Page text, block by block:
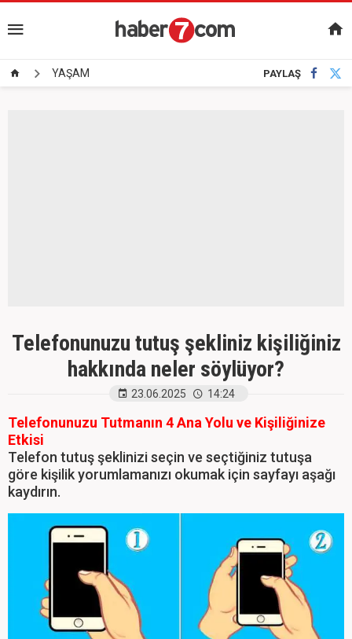
YAŞAM PAYLAŞ
Telefonunuzu tutuş şekliniz kişiliğiniz
hakkında neler söylüyor?
23.06.2025 14:24
Telefonunuzu Tutmanın 4 Ana Yolu ve Kişiliğinize
Etkisi
Telefon tutuş şeklinizi seçin ve seçtiğiniz tutuşa
göre kişilik yorumlamanızı okumak için sayfayı aşağı
kaydırın.